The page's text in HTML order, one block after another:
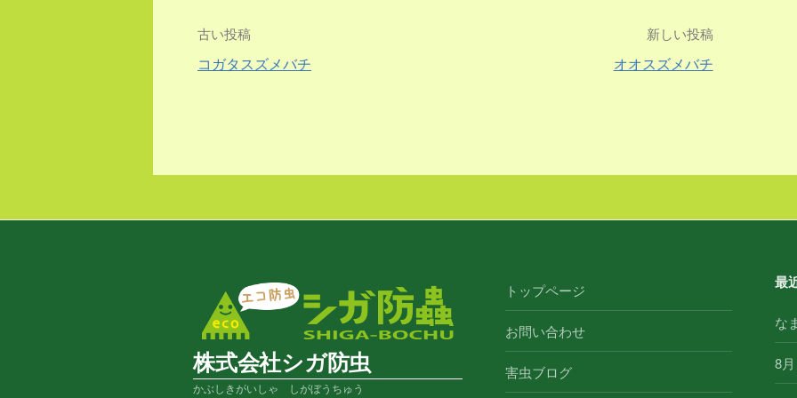
投
稿
ョ
ン
古い投稿
コガタスズメバチ
新しい投稿
オオスズメバチ
株式会社シガ防虫
かぶしきがいしゃ しがぼうちゅう
トップページ
お問い合わせ
害虫ブログ
最
な
8月